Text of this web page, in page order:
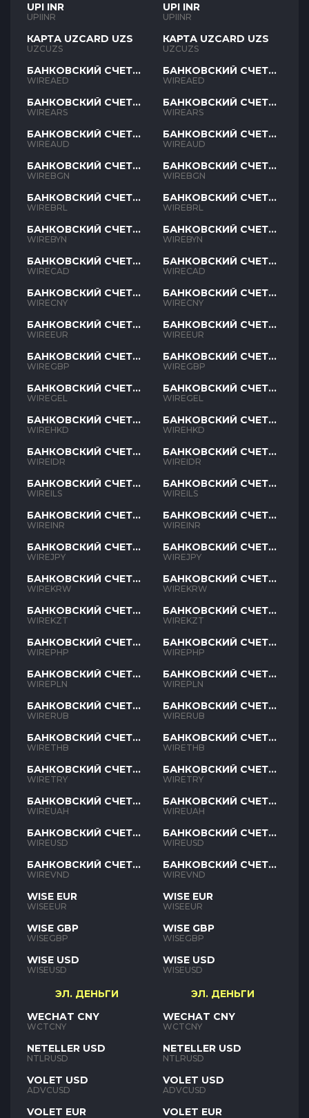
UPI INR
UPIINR
КАРТА UZCARD UZS
UZCUZS
БАНКОВСКИЙ СЧЕТ
AED
WIREAED
БАНКОВСКИЙ СЧЕТ
ARS
WIREARS
БАНКОВСКИЙ СЧЕТ
AUD
WIREAUD
БАНКОВСКИЙ СЧЕТ
BGN
WIREBGN
БАНКОВСКИЙ СЧЕТ
BRL
WIREBRL
БАНКОВСКИЙ СЧЕТ
BYN
WIREBYN
БАНКОВСКИЙ СЧЕТ
CAD
WIRECAD
БАНКОВСКИЙ СЧЕТ
CNY
WIRECNY
БАНКОВСКИЙ СЧЕТ
EUR
WIREEUR
БАНКОВСКИЙ СЧЕТ
GBP
WIREGBP
БАНКОВСКИЙ СЧЕТ
GEL
WIREGEL
БАНКОВСКИЙ СЧЕТ
HKD
WIREHKD
БАНКОВСКИЙ СЧЕТ
IDR
WIREIDR
БАНКОВСКИЙ СЧЕТ
ILS
WIREILS
БАНКОВСКИЙ СЧЕТ
INR
WIREINR
БАНКОВСКИЙ СЧЕТ
JPY
WIREJPY
БАНКОВСКИЙ СЧЕТ
KRW
WIREKRW
БАНКОВСКИЙ СЧЕТ
KZT
WIREKZT
БАНКОВСКИЙ СЧЕТ
PHP
WIREPHP
БАНКОВСКИЙ СЧЕТ
PLN
WIREPLN
БАНКОВСКИЙ СЧЕТ
RUB
WIRERUB
БАНКОВСКИЙ СЧЕТ
THB
WIRETHB
БАНКОВСКИЙ СЧЕТ
TRY
WIRETRY
БАНКОВСКИЙ СЧЕТ
UAH
WIREUAH
БАНКОВСКИЙ СЧЕТ
USD
WIREUSD
БАНКОВСКИЙ СЧЕТ
VND
WIREVND
WISE EUR
WISEEUR
WISE GBP
WISEGBP
WISE USD
WISEUSD
ЭЛ. ДЕНЬГИ
WECHAT CNY
WCTCNY
NETELLER USD
NTLRUSD
VOLET USD
ADVCUSD
VOLET EUR
UPI INR
UPIINR
КАРТА UZCARD UZS
UZCUZS
БАНКОВСКИЙ СЧЕТ
AED
WIREAED
БАНКОВСКИЙ СЧЕТ
ARS
WIREARS
БАНКОВСКИЙ СЧЕТ
AUD
WIREAUD
БАНКОВСКИЙ СЧЕТ
BGN
WIREBGN
БАНКОВСКИЙ СЧЕТ
BRL
WIREBRL
БАНКОВСКИЙ СЧЕТ
BYN
WIREBYN
БАНКОВСКИЙ СЧЕТ
CAD
WIRECAD
БАНКОВСКИЙ СЧЕТ
CNY
WIRECNY
БАНКОВСКИЙ СЧЕТ
EUR
WIREEUR
БАНКОВСКИЙ СЧЕТ
GBP
WIREGBP
БАНКОВСКИЙ СЧЕТ
GEL
WIREGEL
БАНКОВСКИЙ СЧЕТ
HKD
WIREHKD
БАНКОВСКИЙ СЧЕТ
IDR
WIREIDR
БАНКОВСКИЙ СЧЕТ
ILS
WIREILS
БАНКОВСКИЙ СЧЕТ
INR
WIREINR
БАНКОВСКИЙ СЧЕТ
JPY
WIREJPY
БАНКОВСКИЙ СЧЕТ
KRW
WIREKRW
БАНКОВСКИЙ СЧЕТ
KZT
WIREKZT
БАНКОВСКИЙ СЧЕТ
PHP
WIREPHP
БАНКОВСКИЙ СЧЕТ
PLN
WIREPLN
БАНКОВСКИЙ СЧЕТ
RUB
WIRERUB
БАНКОВСКИЙ СЧЕТ
THB
WIRETHB
БАНКОВСКИЙ СЧЕТ
TRY
WIRETRY
БАНКОВСКИЙ СЧЕТ
UAH
WIREUAH
БАНКОВСКИЙ СЧЕТ
USD
WIREUSD
БАНКОВСКИЙ СЧЕТ
VND
WIREVND
WISE EUR
WISEEUR
WISE GBP
WISEGBP
WISE USD
WISEUSD
ЭЛ. ДЕНЬГИ
WECHAT CNY
WCTCNY
NETELLER USD
NTLRUSD
VOLET USD
ADVCUSD
VOLET EUR